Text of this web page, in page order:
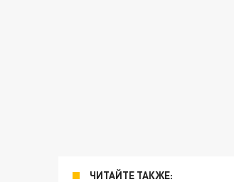
ЧИТАЙТЕ ТАКЖЕ: